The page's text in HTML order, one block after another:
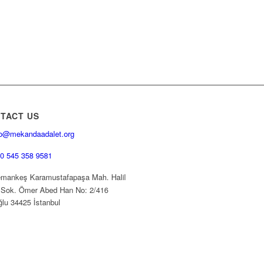
US
545 358 9581
Karamustafapaşa Mah. Halil
Ömer Abed Han No: 2/416
34425 İstanbul